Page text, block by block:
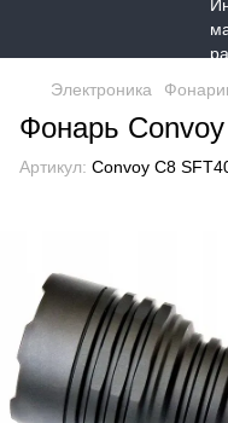
Электроника
Фонарь
Артикул: Convoy C8